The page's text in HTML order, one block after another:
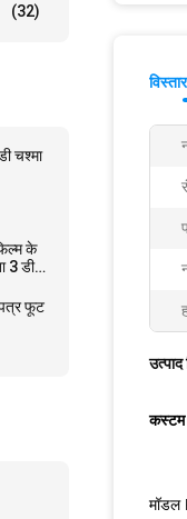
(32)
चश्मा
के
3 डी
फूट
उत्पाद
कस्टम
मॉडल